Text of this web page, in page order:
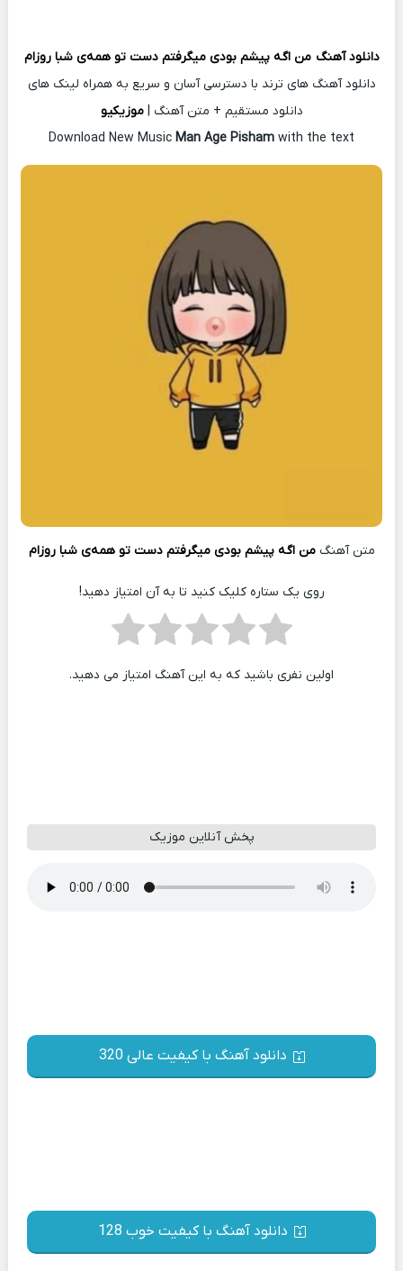
دانلود آهنگ من اگه پیشم بودی میگرفتم دست تو همه‌ی شبا روزام
دانلود آهنگ های ترند با دسترسی آسان و سریع به همراه لینک های
دانلود مستقیم + متن آهنگ | موزیکیو
Download New Music Man Age Pisham with the text
متن آهنگمن اگه پیشم بودی میگرفتم دست تو همه‌ی شبا روزام
روی یک ستاره کلیک کنید تا به آن امتیاز دهید!
اولین نفری باشید که به این آهنگ امتیاز می دهید.
پخش آنلاین موزیک
دانلود آهنگ با کیفیت عالی 320
دانلود آهنگ با کیفیت خوب 128